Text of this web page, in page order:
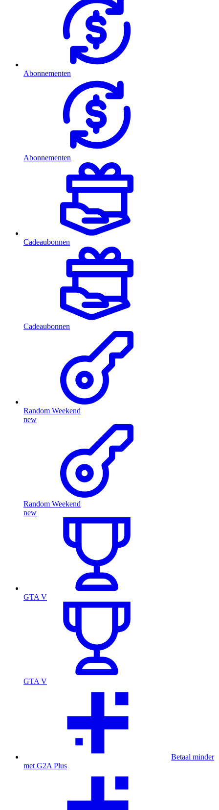
Abonnementen
Abonnementen
Cadeaubonnen
Cadeaubonnen
Random Weekend
new
Random Weekend
new
GTA V
GTA V
Betaal minder
met G2A Plus